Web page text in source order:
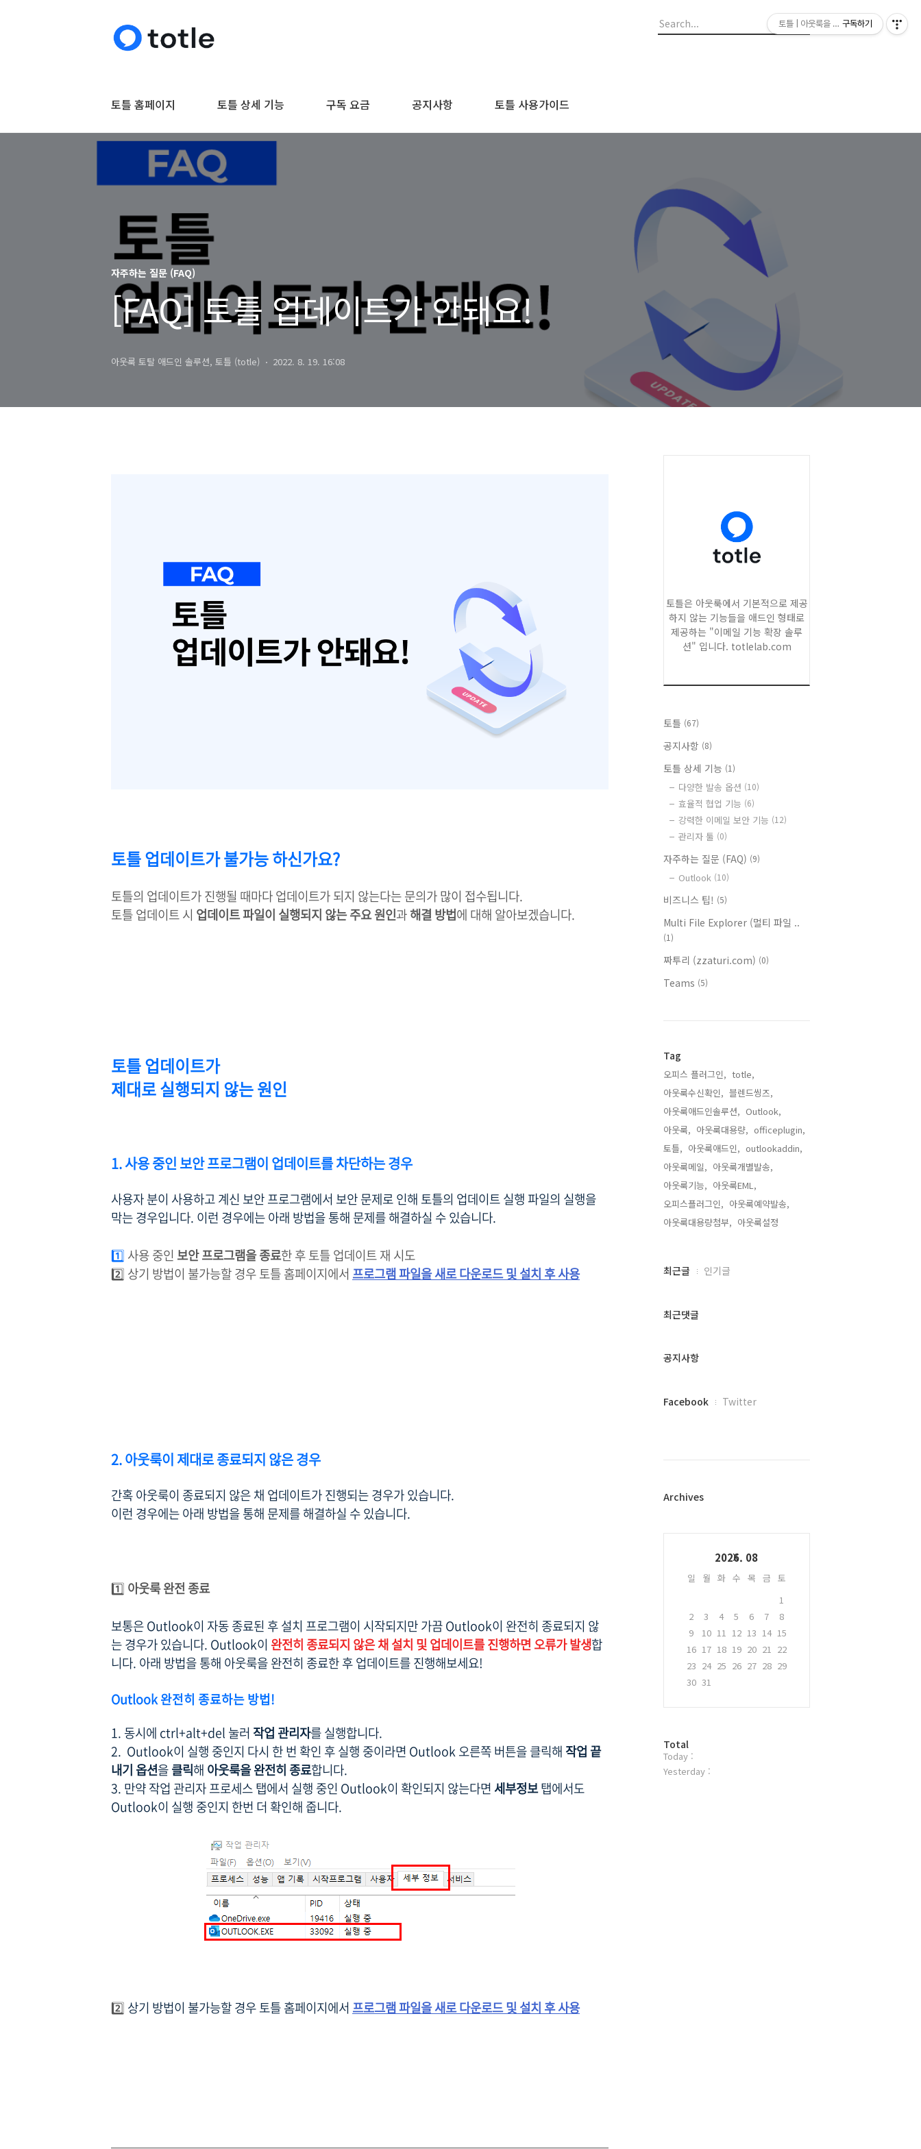
토틀 홈페이지 토틀 상세 기능 구독 요금 공지사항 토틀 사용가이드
자주하는 질문 (FAQ)
[FAQ] 토틀 업데이트가 안돼요!
아웃룩 토탈 애드인 솔루션, 토틀 (totle) 2022. 8. 19. 16:08
토틀 업데이트가 불가능 하신가요?
토틀의 업데이트가 진행될 때마다 업데이트가 되지 않는다는 문의가 많이 접수됩니다.
토틀 업데이트 시 업데이트 파일이 실행되지 않는 주요 원인과해결 방법에 대해 알아보겠습니다.
토틀 업데이트가
제대로 실행되지 않는 원인
1. 사용 중인 보안 프로그램이 업데이트를 차단하는 경우
사용자 분이 사용하고 계신 보안 프로그램에서 보안 문제로 인해 토틀의 업데이트 실행 파일의 실행을
막는 경우입니다. 이런 경우에는 아래 방법을 통해 문제를 해결하실 수 있습니다.
1️⃣ 사용 중인 보안 프로그램을 종료한 후 토틀 업데이트 재 시도
2️⃣ 상기 방법이 불가능할 경우 토틀 홈페이지에서 프로그램 파일을 새로 다운로드 및 설치 후 사용
2. 아웃룩이 제대로 종료되지 않은 경우
간혹 아웃룩이 종료되지 않은 채 업데이트가 진행되는 경우가 있습니다.
이런 경우에는 아래 방법을 통해 문제를 해결하실 수 있습니다.
1️⃣ 아웃룩 완전 종료
보통은 Outlook이 자동 종료된 후 설치 프로그램이 시작되지만 가끔 Outlook이 완전히 종료되지 않
는 경우가 있습니다. Outlook이 완전히 종료되지 않은 채 설치 및 업데이트를 진행하면 오류가 발생합
니다. 아래 방법을 통해 아웃룩을 완전히 종료한 후 업데이트를 진행해보세요!
Outlook 완전히 종료하는 방법!
1. 동시에 ctrl+alt+del 눌러 작업 관리자를 실행합니다.
2. Outlook이 실행 중인지 다시 한 번 확인 후 실행 중이라면 Outlook 오른쪽 버튼을 클릭해 작업 끝
내기 옵션을클릭해 아웃룩을 완전히 종료합니다.
3. 만약 작업 관리자 프로세스 탭에서 실행 중인 Outlook이 확인되지 않는다면세부정보탭에서도
Outlook이 실행 중인지 한번 더 확인해 줍니다.
2️⃣ 상기 방법이 불가능할 경우 토틀 홈페이지에서 프로그램 파일을 새로 다운로드 및 설치 후 사용
토틀은 아웃룩에서 기본적으로 제공
하지 않는 기능들을 애드인 형태로
제공하는 "이메일 기능 확장 솔루
션" 입니다. totlelab.com
토틀 (67)
공지사항 (8)
토틀 상세 기능 (1)
다양한 발송 옵션 (10)
효율적 협업 기능 (6)
강력한 이메일 보안 기능 (12)
관리자 툴 (0)
자주하는 질문 (FAQ) (9)
Outlook (10)
비즈니스 팁! (5)
Multi File Explorer (멀티 파일 ..
(1)
짜투리 (zzaturi.com) (0)
Teams (5)
Tag
오피스 플러그인, totle,
아웃룩수신확인, 블렌드씽즈,
아웃룩애드인솔루션, Outlook,
아웃룩, 아웃룩대용량, officeplugin,
토틀, 아웃룩애드인, outlookaddin,
아웃룩메일, 아웃룩개별발송,
아웃룩기능, 아웃룩EML,
오피스플러그인, 아웃룩예약발송,
아웃룩대용량첨부, 아웃룩설정,
최
과
글
최근글 인기글
최근댓글
공지사항
페
플
Facebook Twitter
Archives
2026. 08
일 월 화 수 목 금 토
1
2
3 4 5 6 7
8
9
10 11 12 13 14 15
16 17 18 19 20 21 22
23 24 25 26 27 28 29
30 31
방
문
자
Total
Today :
Yesterday :
토틀 | 아웃룩을 새롭게, 더 가치있게
구독하기